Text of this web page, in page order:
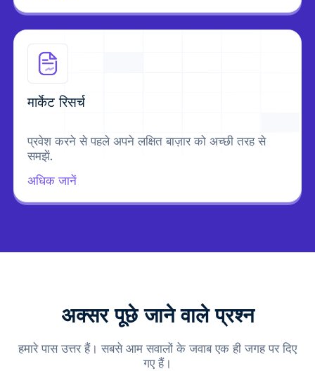
मार्केट रिसर्च
प्रवेश करने से पहले अपने लक्षित बाज़ार को अच्छी तरह से
समझें.
अधिक जानें
अक्सर पूछे जाने वाले प्रश्न
हमारे पास उत्तर हैं। सबसे आम सवालों के जवाब एक ही जगह पर दिए
गए हैं।